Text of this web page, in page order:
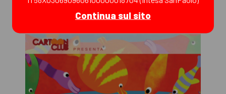
15.00-19.00; sabato e domenica, ore 15.00-
20.00. Lunedì chiuso INGRESSO LIBERO
Continua sul sito